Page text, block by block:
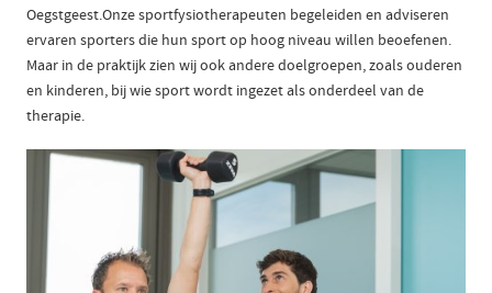
Oegstgeest.Onze sportfysiotherapeuten begeleiden en adviseren
ervaren sporters die hun sport op hoog niveau willen beoefenen.
Maar in de praktijk zien wij ook andere doelgroepen, zoals ouderen
en kinderen, bij wie sport wordt ingezet als onderdeel van de
therapie.